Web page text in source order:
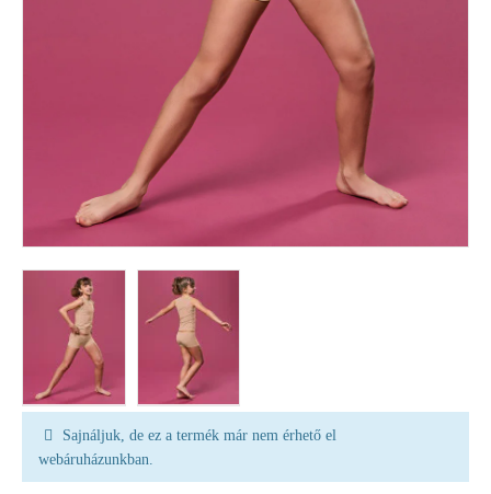
Sajnáljuk, de ez a termék már nem érhető el
webáruházunkban.